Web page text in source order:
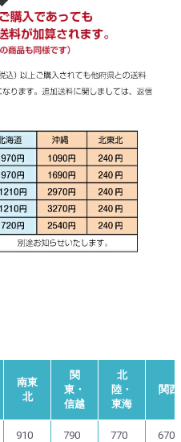
南東
北
関
東・
信越
北
陸・
東海
関西
910
790
770
670